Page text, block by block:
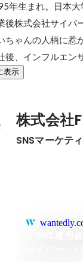
年生まれ。日本大
後株式会社サイバ
ちゃんの人柄に惹
後、インフルエン
表示
株式会社
SNSマーケテ